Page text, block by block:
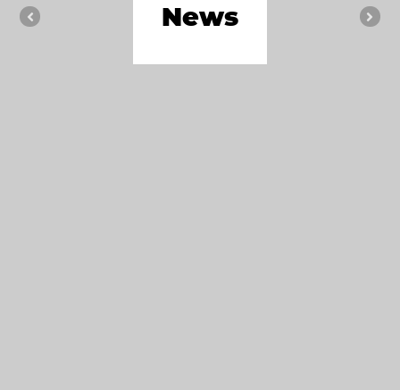
Previous News